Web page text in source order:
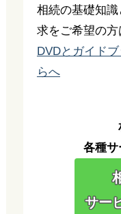
相続の基礎知
求をご希望の方
DVDとガイド
らへ
各種サ
サー